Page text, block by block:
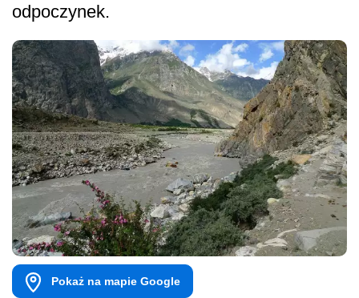
odpoczynek.
Pokaż na mapie Google